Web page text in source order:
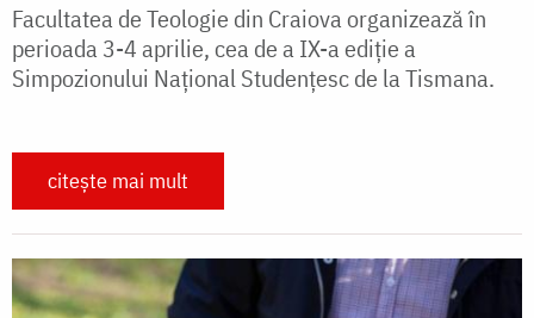
Facultatea de Teologie din Craiova organizează în
perioada 3-4 aprilie, cea de a IX-a ediție a
Simpozionului Național Studențesc de la Tismana.
citește mai mult